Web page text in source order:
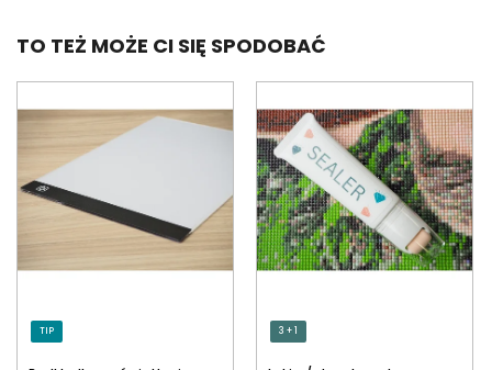
TO TEŻ MOŻE CI SIĘ SPODOBAĆ
TIP 3 + 1